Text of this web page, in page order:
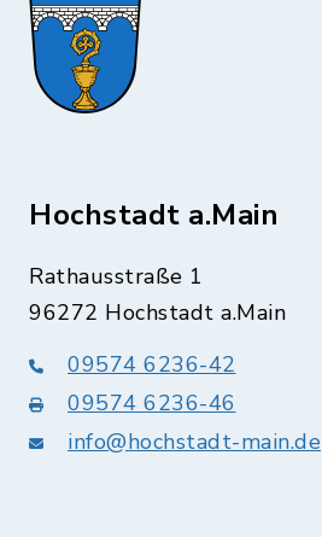
Hochstadt a.Main
Rathausstraße 1
96272 Hochstadt a.Main
09574 6236-42
09574 6236-46
info@hochstadt-main.de